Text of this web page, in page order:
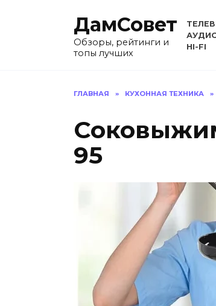
ДамСовет
Обзоры, рейтинги и
топы лучших
HI-FI
ГЛАВНАЯ » КУХОННАЯ ТЕХНИКА »
95